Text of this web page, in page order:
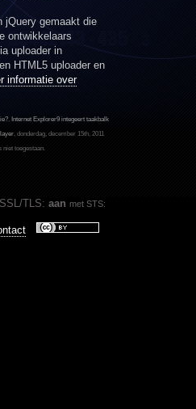
jQuery gemaakt die
ontwikkelaars
uploader in
HTML5 uploader en
informatie over
, Internet Explorer9 integeert taakbalk
, donderdag, december 15th, 2011
niet toegestaan.
TLS: aan met STS: